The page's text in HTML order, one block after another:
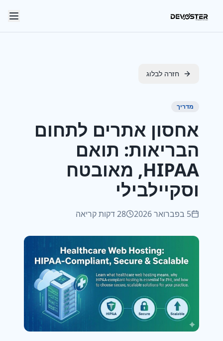
חזרה לבלוג
מדריך
אחסון אתרים לתחום
הבריאות: תואם
HIPAA, מאובטח
וסקיילבילי
5 בפברואר 2026 28 דקות קריאה